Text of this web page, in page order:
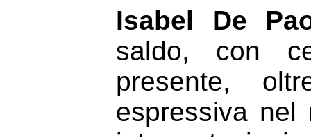
Isabel De
saldo, con
presente,
espressiva nel